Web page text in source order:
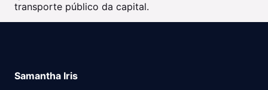
transporte público da capital.
Samantha Iris